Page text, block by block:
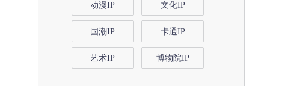
动漫IP 文化IP
国潮IP 卡通IP
艺术IP 博物院IP